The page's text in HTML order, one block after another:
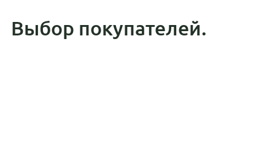
Выбор покупателей.